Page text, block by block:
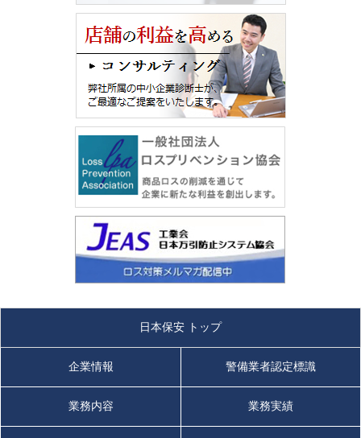
日本保安 トップ
企業情報 警備業者認定標識
業務内容 業務実績